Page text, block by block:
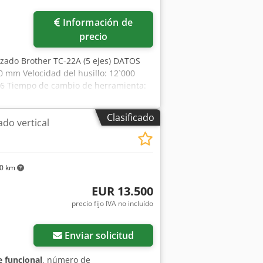
de prendas • Costura de
en grandes volúmenes Estado •
el 27.02.2026 • Buen estado
• Disponible para su inspección
precio
Brother TC-22A (5 ejes) DATOS
mm Velocidad del husillo: 12`000
Tiempo de cambio de herramienta:
y peso: Cedpfjq E N Umex
Clasificado
km
vertical
EUR 13.500
precio fijo IVA no incluído
Enviar solicitud
funcional, número de